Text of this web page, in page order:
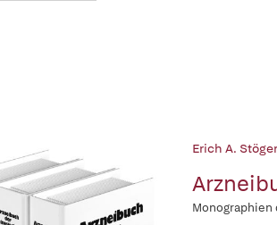
Erich A. Stöger
Monographien